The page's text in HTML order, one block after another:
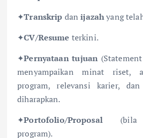
✦Transkrip danijazahyang
✦CV/Resume terkini.
✦Pernyataan tujuan
menyampaikan minat riset,
program, relevansi karier,
diharapkan.
✦Portofolio/Proposal(bila
program).